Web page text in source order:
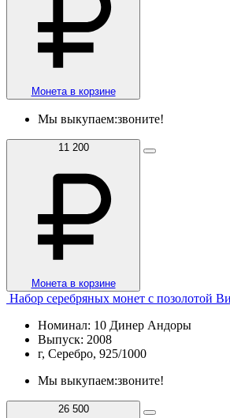
Монета в корзине
Мы выкупаем:звоните!
11 200
Монета в корзине
Набор серебряных монет с позолотой
Номинал: 10 Динер Андоры
Выпуск: 2008
г, Серебро, 925/1000
Мы выкупаем:звоните!
26 500